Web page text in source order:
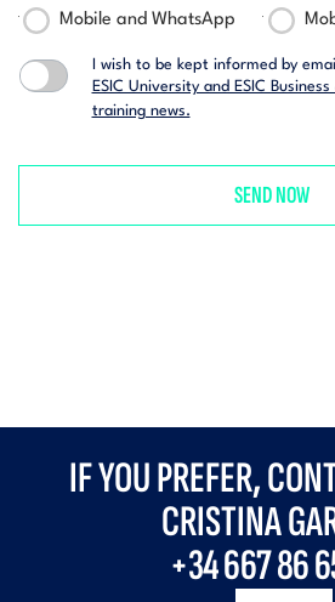
Mobile and WhatsApp
I wish to be kept informed by
ESIC University and ESIC
training news.
IF YOU PREFER,
CRISTINA
+34667 86